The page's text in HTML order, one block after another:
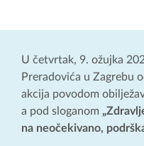
U četvrtak, 9. ožujka
Preradovića u Zagrebu
akcija povodom
a pod sloganom
na neočekivano,